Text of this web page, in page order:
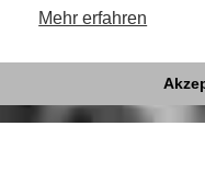
Mehr erfahren